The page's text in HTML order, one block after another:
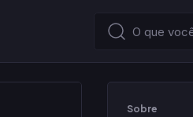
Sobre